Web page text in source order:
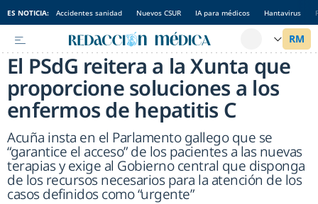
ES NOTICIA: Accidentes sanidad Nuevos CSUR IA para médicos Hantavirus
El PSdG reitera a la Xunta que
proporcione soluciones a los
enfermos de hepatitis C
Acuña insta en el Parlamento gallego que se
“garantice el acceso” de los pacientes a las nuevas
terapias y exige al Gobierno central que disponga
de los recursos necesarios para la atención de los
casos definidos como “urgente”